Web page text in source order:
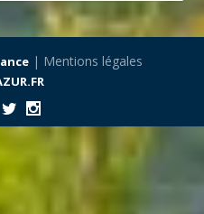
| Mentions légales